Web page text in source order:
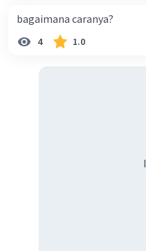
ton. Perbandingan berat
dalam truk adalah 1: 3. 9.
bagaimana caranya?
4 1.0